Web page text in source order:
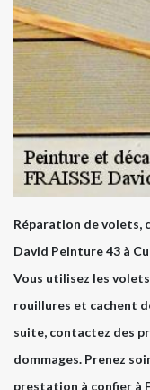
Réparation de volets,
David Peinture 43 à
Vous utilisez les
rouillures et cachent
suite, contactez des
dommages. Prenez
prestation à confier à